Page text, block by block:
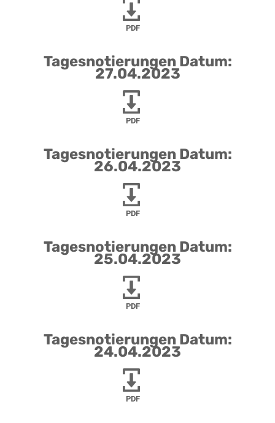
PDF
Tagesnotierungen Datum:
27.04.2023
PDF
Tagesnotierungen Datum:
26.04.2023
PDF
Tagesnotierungen Datum:
25.04.2023
PDF
Tagesnotierungen Datum:
24.04.2023
PDF